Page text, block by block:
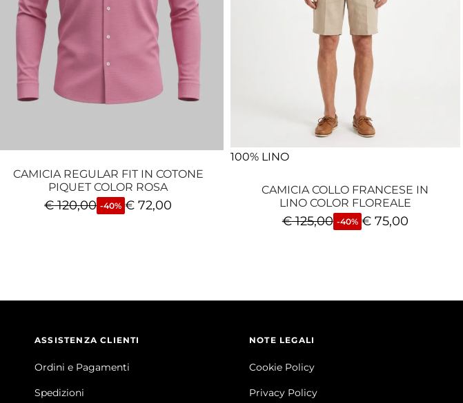
CAMICIA REGULAR FIT IN COTONE
PIQUET COLOR ROSA
€120,00 -40% € 72,00
100% LINO
CAMICIA COLLO FRANCESE IN
LINO COLOR FLOREALE
€125,00 -40% €75,00
ASSISTENZA CLIENTI
Ordini e Pagamenti
Spedizioni
NOTE LEGALI
Cookie Policy
Privacy Policy